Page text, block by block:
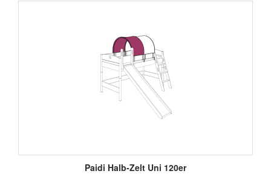
Paidi Halb-Zelt Uni 120er